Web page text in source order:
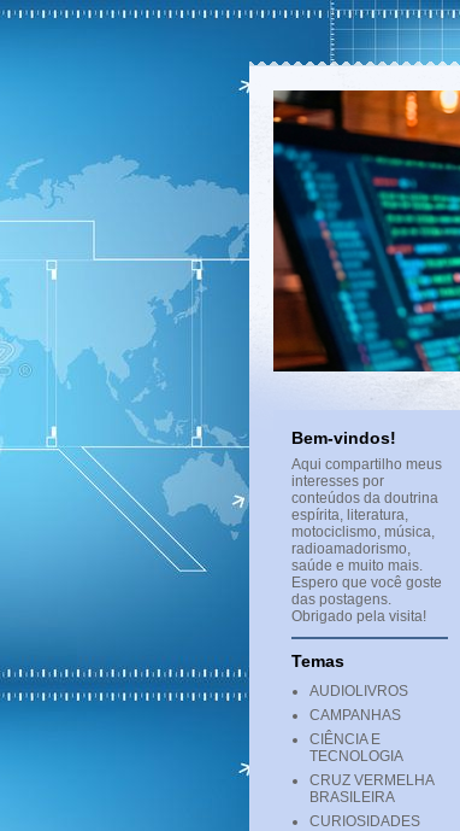
Bem-vindos!
Aqui compartilho meus
interesses por
conteúdos da doutrina
espírita, literatura,
motociclismo, música,
radioamadorismo,
saúde e muito mais.
Espero que você goste
das postagens.
Obrigado pela visita!
Temas
AUDIOLIVROS
CAMPANHAS
CIÊNCIA E
TECNOLOGIA
CRUZ VERMELHA
BRASILEIRA
CURIOSIDADES